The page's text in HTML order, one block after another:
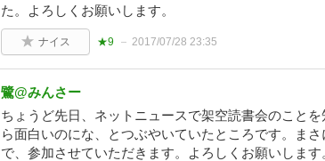
た。よろしくお願いします。
ナイス ★9 2017/07/28 23:35
鷺@みんさー
ちょうど先日、ネットニュースで架空読書会のこと
ら面白いのにな、とつぶやいていたところです。ま
で、参加させていただきます。よろしくお願いします